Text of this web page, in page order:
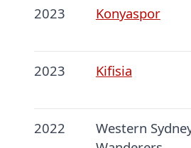
2023 Konyaspor
2023 Kifisia
2022
Western